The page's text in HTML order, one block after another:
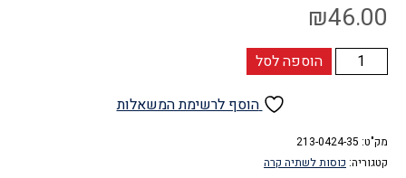
₪46.00
כמות
של
לשתיה
קרה
הוספה לסל
הוסף לרשימת המשאלות
מק"ט: 213-0424-35
קטגוריה: כוסות לשתיה קרה